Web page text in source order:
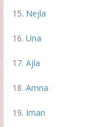
Nejla
Una
Ajla
Amna
Iman